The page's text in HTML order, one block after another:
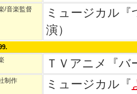
/音楽監督
ミュージカル
演）
ＴＶアニメ『バ
制作 ミュージカル『